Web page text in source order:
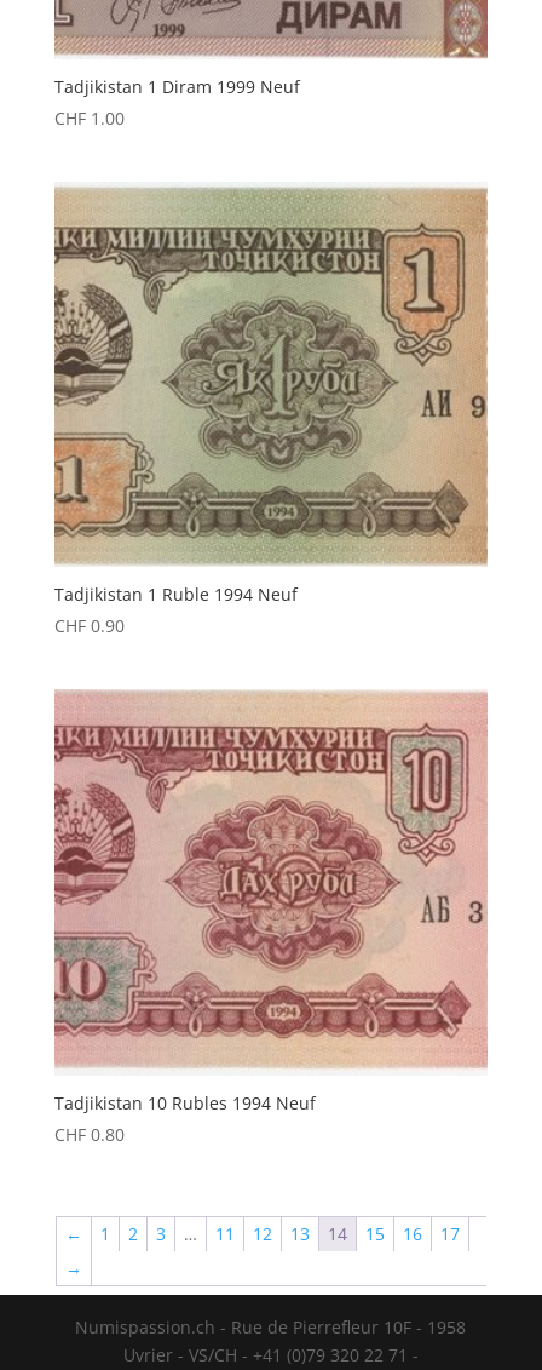
Tadjikistan 1 Diram 1999 Neuf
CHF1.00
Tadjikistan 1 Ruble 1994 Neuf
CHF0.90
Tadjikistan 10 Rubles 1994 Neuf
CHF0.80
← 1 2 3 … 11 12 13 14 15 16
17
→
Numispassion.ch - Rue de Pierrefleur 10F - 1958
Uvrier - VS/CH - +41 (0)79 320 22 71 -